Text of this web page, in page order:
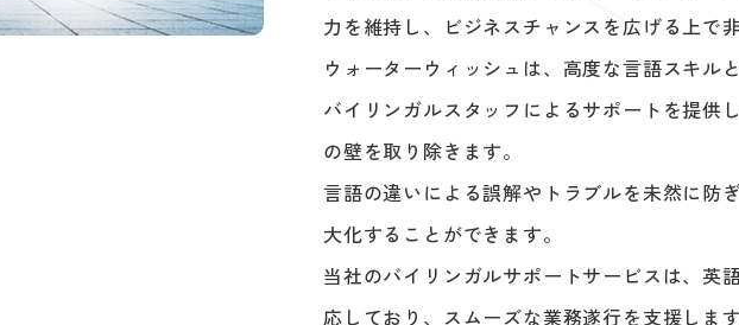
力を維持し、ビジネスチャンスを広げる上で
ウォーターウィッシュは、高度な言語スキル
バイリンガルスタッフによるサポートを提供
の壁を取り除きます。
言語の違いによる誤解やトラブルを未然に防
大化することができます。
当社のバイリンガルサポートサービスは、英
応しており、スムーズな業務遂行を支援します